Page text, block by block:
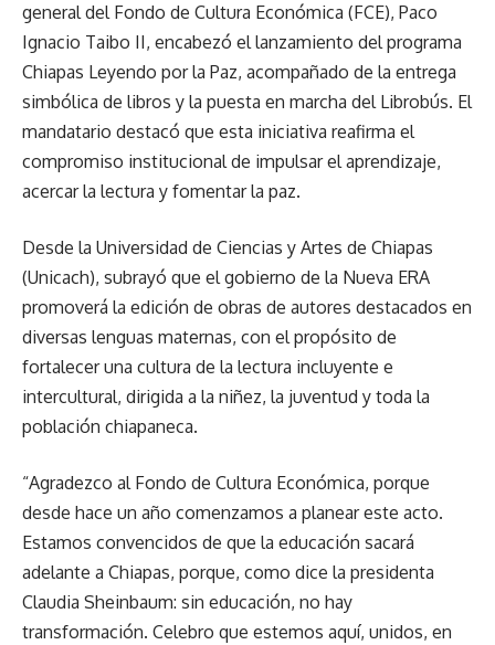
general del Fondo de Cultura Económica (FCE), Paco
Ignacio Taibo II, encabezó el lanzamiento del programa
Chiapas Leyendo por la Paz, acompañado de la entrega
simbólica de libros y la puesta en marcha del Librobús. El
mandatario destacó que esta iniciativa reafirma el
compromiso institucional de impulsar el aprendizaje,
acercar la lectura y fomentar la paz.
Desde la Universidad de Ciencias y Artes de Chiapas
(Unicach), subrayó que el gobierno de la Nueva ERA
promoverá la edición de obras de autores destacados en
diversas lenguas maternas, con el propósito de
fortalecer una cultura de la lectura incluyente e
intercultural, dirigida a la niñez, la juventud y toda la
población chiapaneca.
“Agradezco al Fondo de Cultura Económica, porque
desde hace un año comenzamos a planear este acto.
Estamos convencidos de que la educación sacará
adelante a Chiapas, porque, como dice la presidenta
Claudia Sheinbaum: sin educación, no hay
transformación. Celebro que estemos aquí, unidos, en